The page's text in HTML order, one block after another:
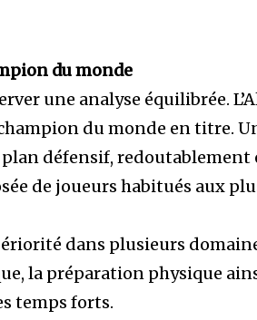
du monde
une analyse équilibrée.
du monde en titre.
défensif, redoutablement
de joueurs habitués aux
dans plusieurs
la préparation physique
temps forts.